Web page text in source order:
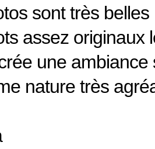
sont très belles
assez originaux
une ambiance
nature très